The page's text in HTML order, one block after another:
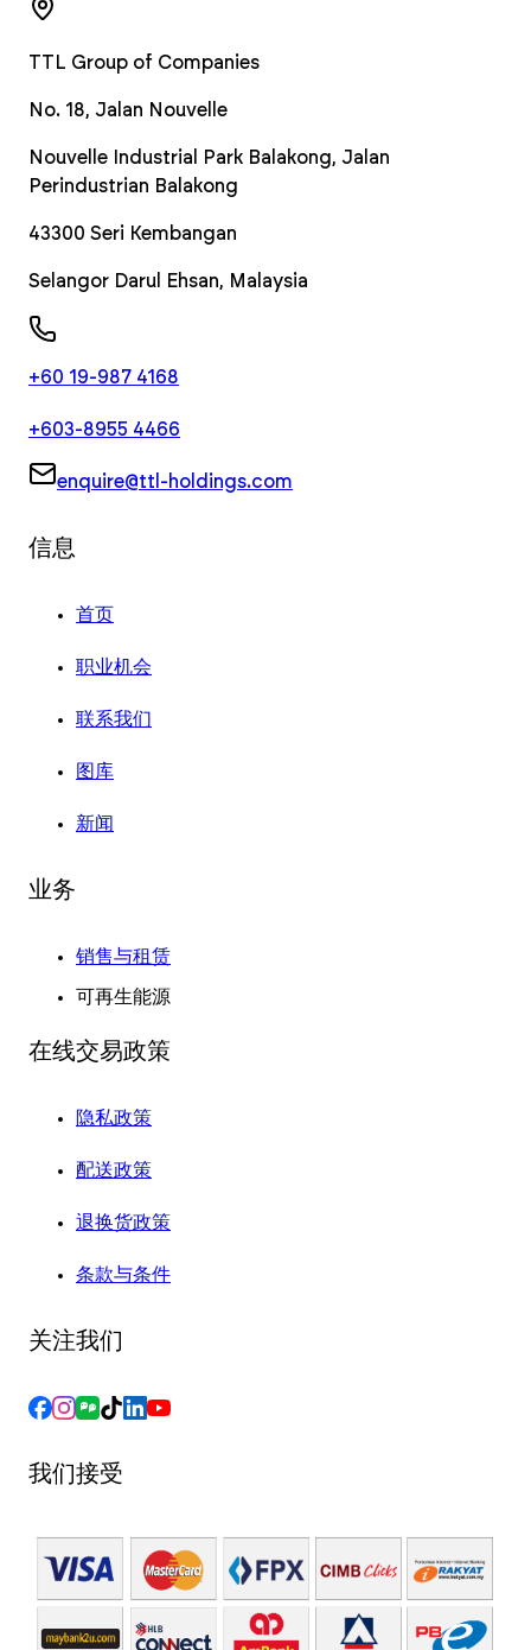
TTL Group of Companies
No. 18, Jalan Nouvelle
Nouvelle Industrial Park Balakong, Jalan
Perindustrian Balakong
43300 Seri Kembangan
Selangor Darul Ehsan, Malaysia
+60 19-987 4168
+603-8955 4466
enquire@ttl-holdings.com
信息
首页
职业机会
联系我们
图库
新闻
业务
销售与租赁
可再生能源
在线交易政策
隐私政策
配送政策
退换货政策
条款与条件
关注我们
我们接受